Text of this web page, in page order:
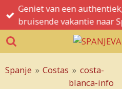
Ga
direct
naar
de
Geniet van een
bruisende vakantie naar
Spanje » Costas » costa-
blanca-info